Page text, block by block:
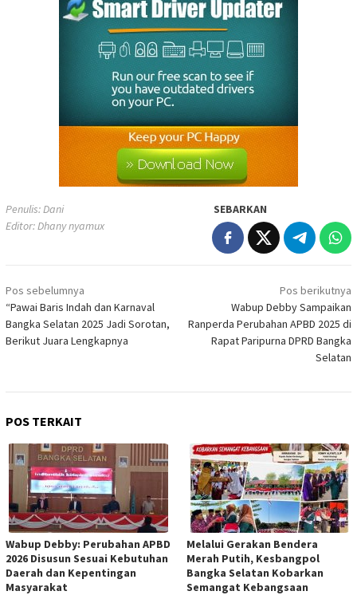
Penulis: Dani
Editor: Dhany nyamux
SEBARKAN
Navigasi
pos
Pos sebelumnya
“Pawai Baris Indah dan Karnaval
Bangka Selatan 2025 Jadi Sorotan,
Berikut Juara Lengkapnya
Pos berikutnya
Wabup Debby Sampaikan
Ranperda Perubahan APBD 2025 di
Rapat Paripurna DPRD Bangka
Selatan
POS TERKAIT
Wabup Debby: Perubahan APBD
2026 Disusun Sesuai Kebutuhan
Daerah dan Kepentingan
Masyarakat
Melalui Gerakan Bendera
Merah Putih, Kesbangpol
Bangka Selatan Kobarkan
Semangat Kebangsaan